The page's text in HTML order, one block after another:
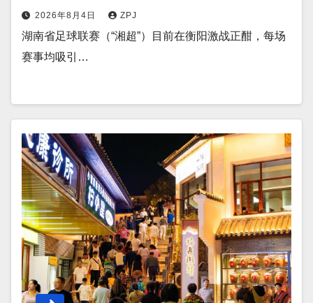
2026年8月4日 ZPJ
湖南省足球联赛（“湘超”）目前在衡阳激战正酣，每场
赛事均吸引…